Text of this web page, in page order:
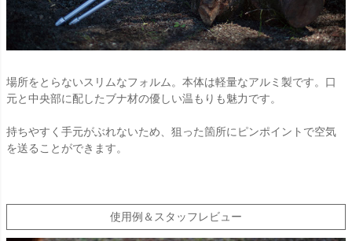
場所をとらないスリムなフォルム。本体は軽量なアルミ製です。口
元と中央部に配したブナ材の優しい温もりも魅力です。
持ちやすく手元がぶれないため、狙った箇所にピンポイントで空気
を送ることができます。
使用例＆スタッフレビュー